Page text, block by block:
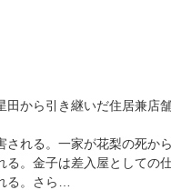
から引き継いだ住居兼店
れる。一家が花梨の死か
。金子は差入屋としての
る。さら…